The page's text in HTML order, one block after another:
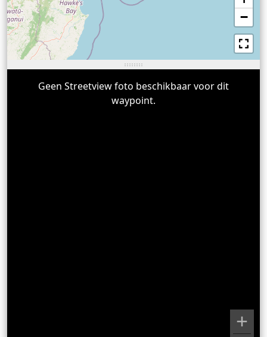
−
Geen Streetview foto beschikbaar voor dit
waypoint.